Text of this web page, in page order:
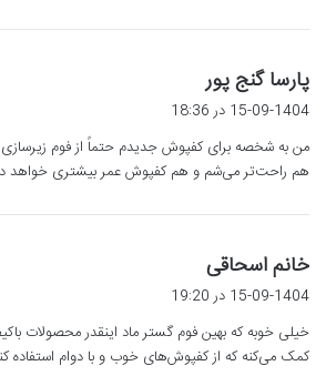
پارسا گنج پور
ف
15-09-1404 در 18:36
من به شخصه برای کفپوش جدیدم حتماً از فوم زیرسازی
هم راحت‌تر می‌شم و هم کفپوش عمر بیشتری خواهد
خانم اسحاقی
ف
:
15-09-1404 در 19:20
خیلی خوبه که بهین فوم گستر ماد اینقدر محصولات
کمک می‌کنه که از کفپوش‌های خوب و با دوام استفاده